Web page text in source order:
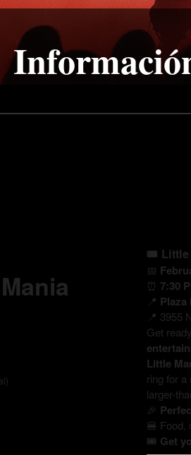
🎟️
📅
⏰ 7:30
📍
📍 3955
Get
Little
ring for a
larger-
🎉
🍔 Food,
🎟️ Get